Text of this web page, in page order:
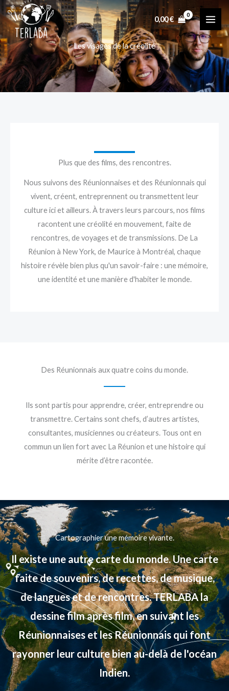
Aller
au
contenu
0,00€
Les visages de la créolité
Plus que des films, des rencontres.
Nous suivons des Réunionnaises et des Réunionnais qui
vivent, créent, entreprennent ou transmettent leur
culture ici et ailleurs. À travers leurs parcours, nos films
racontent une créolité en mouvement, faite de
rencontres, de voyages et de transmissions. De La
Réunion à New York, de Maurice à Montréal, chaque
histoire révèle bien plus qu'un savoir-faire : une mémoire,
une identité et une manière d'habiter le monde.
Des Réunionnais aux quatre coins du monde.
Ils sont partis pour apprendre, créer, entreprendre ou
transmettre. Certains sont chefs, d’autres artistes,
consultantes, musiciennes ou créateurs. Tous ont en
commun un lien fort avec La Réunion et une histoire qui
mérite d’être racontée.
Cartographier une mémoire vivante.
Il existe une autre carte du monde. Une carte
faite de souvenirs, de recettes, de musique,
de langues et de rencontres. TERLABA la
dessine film après film, en suivant les
Réunionnaises et les Réunionnais qui font
rayonner leur culture bien au-delà de l'océan
Indien.